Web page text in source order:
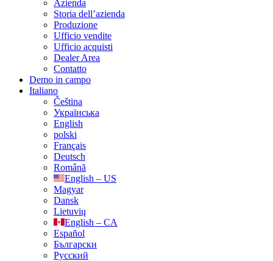
Azienda
Storia dell’azienda
Produzione
Ufficio vendite
Ufficio acquisti
Dealer Area
Contatto
Demo in campo
Italiano
Čeština
Українська
English
polski
Français
Deutsch
Română
English – US
Magyar
Dansk
Lietuvių
English – CA
Español
Български
Русский